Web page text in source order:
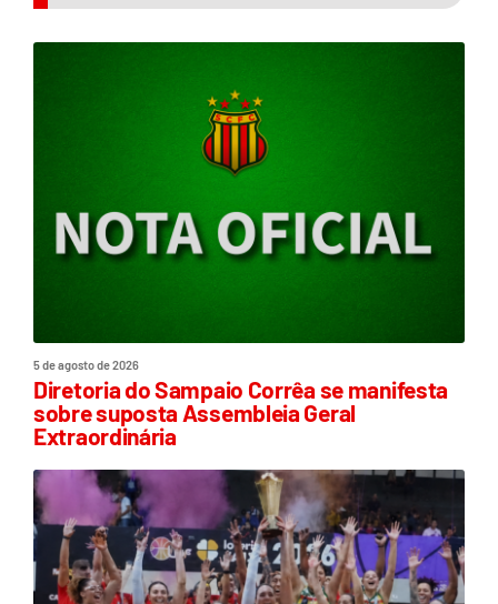
5 de agosto de 2026
Diretoria do Sampaio Corrêa se manifesta
sobre suposta Assembleia Geral
Extraordinária